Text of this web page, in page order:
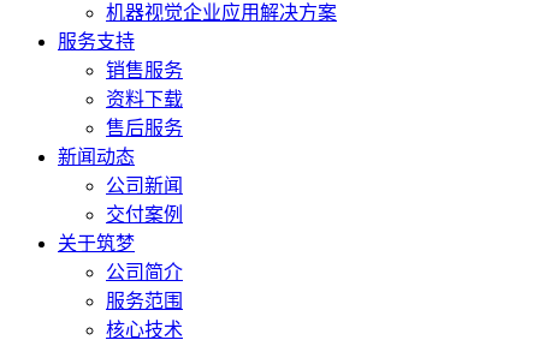
机器视觉企业应用解决方案
服务支持
销售服务
资料下载
售后服务
新闻动态
公司新闻
交付案例
关于筑梦
公司简介
服务范围
核心技术